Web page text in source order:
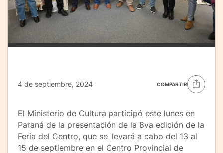
4 de septiembre, 2024 COMPARTIR
El Ministerio de Cultura participó este lunes en
Paraná de la presentación de la 8va edición de la
Feria del Centro, que se llevará a cabo del 13 al
15 de septiembre en el Centro Provincial de